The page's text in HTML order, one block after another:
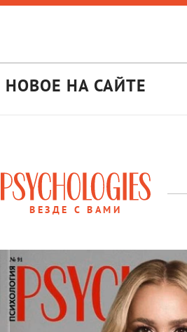
НОВОЕ НА САЙТЕ
ВЕЗДЕ С ВАМИ